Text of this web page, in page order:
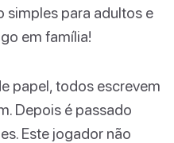
simples para adultos e
em família!
papel, todos escrevem
Depois é passado
Este jogador não